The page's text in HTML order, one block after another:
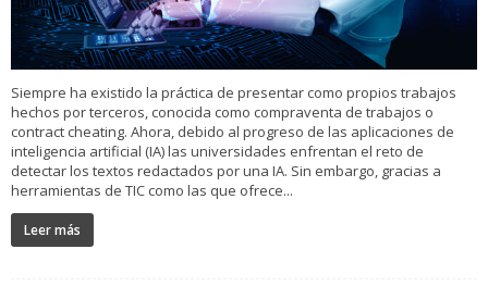
Siempre ha existido la práctica de presentar como propios trabajos
hechos por terceros, conocida como compraventa de trabajos o
contract cheating. Ahora, debido al progreso de las aplicaciones de
inteligencia artificial (IA) las universidades enfrentan el reto de
detectar los textos redactados por una IA. Sin embargo, gracias a
herramientas de TIC como las que ofrece...
Leer más